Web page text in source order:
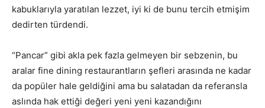
kabuklarıyla yaratılan lezzet, iyi ki de bunu tercih etmişim
dedirten türdendi.
“Pancar” gibi akla pek fazla gelmeyen bir sebzenin, bu
aralar fine dining restaurantların şefleri arasında ne kadar
da popüler hale geldiğini ama bu salatadan da referansla
aslında hak ettiği değeri yeni yeni kazandığını